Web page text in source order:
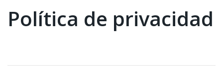
Política de privacidad